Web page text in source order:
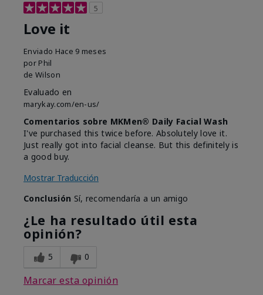
5
Love it
Enviado Hace 9 meses
por Phil
de Wilson
Evaluado en
marykay.com/en-us/
Comentarios sobre MKMen® Daily Facial Wash
I've purchased this twice before. Absolutely love it.
Just really got into facial cleanse. But this definitely is
a good buy.
Mostrar Traducción
Conclusión Sí, recomendaría a un amigo
¿Le ha resultado útil esta
opinión?
5 0
Marcar esta opinión